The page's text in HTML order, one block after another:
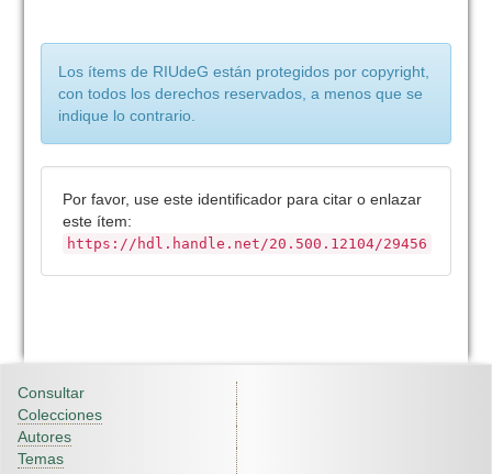
Los ítems de RIUdeG están protegidos por copyright,
con todos los derechos reservados, a menos que se
indique lo contrario.
Por favor, use este identificador para citar o enlazar
este ítem:
https://hdl.handle.net/20.500.12104/29456
Consultar
Colecciones
Autores
Temas